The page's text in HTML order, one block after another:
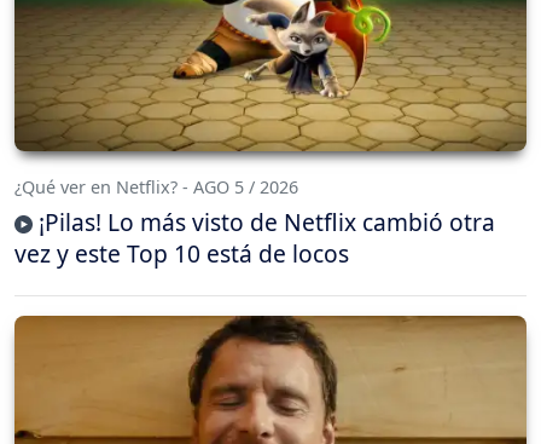
¿Qué ver en Netflix? - AGO 5 / 2026
¡Pilas! Lo más visto de Netflix cambió otra
vez y este Top 10 está de locos